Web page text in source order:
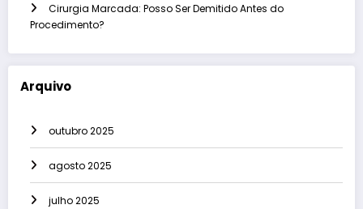
Cirurgia Marcada: Posso Ser Demitido Antes do
Procedimento?
Arquivo
outubro 2025
agosto 2025
julho 2025